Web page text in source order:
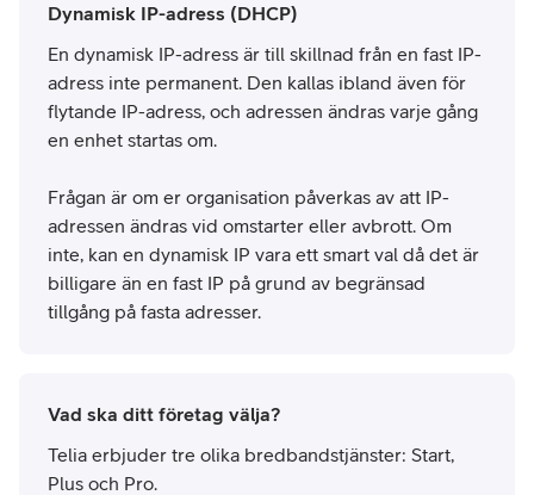
Dynamisk IP-adress (DHCP)
En dynamisk IP-adress är till skillnad från en fast IP-
adress inte permanent. Den kallas ibland även för
flytande IP-adress, och adressen ändras varje gång
en enhet startas om.
Frågan är om er organisation påverkas av att IP-
adressen ändras vid omstarter eller avbrott. Om
inte, kan en dynamisk IP vara ett smart val då det är
billigare än en fast IP på grund av begränsad
tillgång på fasta adresser.
Vad ska ditt företag välja?
Telia erbjuder tre olika bredbandstjänster: Start,
Plus och Pro.